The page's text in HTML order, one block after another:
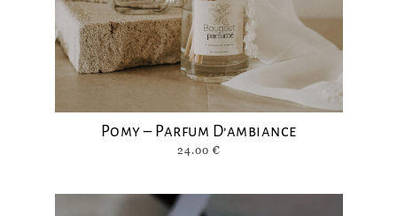
Pomy – Parfum D’ambiance
24.00 €